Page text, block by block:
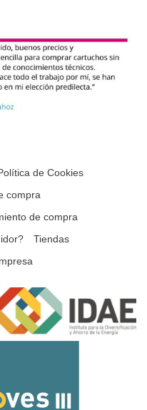
de Cookies
compra
de compra
Tiendas